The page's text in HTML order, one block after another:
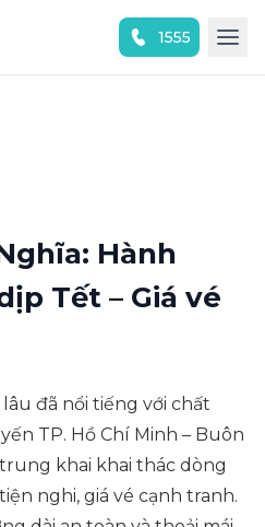
1555
Hành
Tết – Giá vé
đã nổi tiếng với chất
TP. Hồ Chí Minh – Buôn
khai khai thác dòng
nghi, giá vé cạnh tranh.